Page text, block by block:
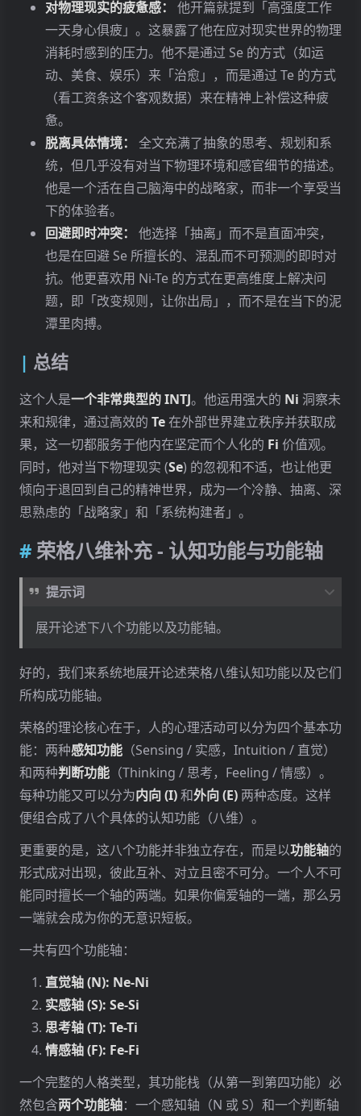
对物理现实的疲惫感：
他开篇就提到「高强度工作
一天身心俱疲」。这暴露了他在应对现实世界的物理
消耗时感到的压力。他不是通过 Se 的方式（如运
动、美食、娱乐）来「治愈」，而是通过 Te 的方式
（看工资条这个客观数据）来在精神上补偿这种疲
惫。
脱离具体情境：
全文充满了抽象的思考、规划和系
统，但几乎没有对当下物理环境和感官细节的描述。
他是一个活在自己脑海中的战略家，而非一个享受当
下的体验者。
回避即时冲突：
他选择「抽离」而不是直面冲突，
也是在回避 Se 所擅长的、混乱而不可预测的即时对
抗。他更喜欢用 Ni-Te 的方式在更高维度上解决问
题，即「改变规则，让你出局」，而不是在当下的泥
潭里肉搏。
总结
这个人是一个非常典型的 INTJ。他运用强大的 Ni 洞察未
来和规律，通过高效的 Te在外部世界建立秩序并获取成
果，这一切都服务于他内在坚定而个人化的 Fi 价值观。
同时，他对当下物理现实 (Se) 的忽视和不适，也让他更
倾向于退回到自己的精神世界，成为一个冷静、抽离、深
思熟虑的「战略家」和「系统构建者」。
荣格八维补充 - 认知功能与功能轴
提示词
展开论述下八个功能以及功能轴。
好的，我们来系统地展开论述荣格八维认知功能以及它们
所构成功能轴。
荣格的理论核心在于，人的心理活动可以分为四个基本功
能：两种感知功能 （Sensing / 实感，Intuition / 直觉）
和两种判断功能 （Thinking / 思考，Feeling / 情感）。
每种功能又可以分为内向 (I)和外向 (E) 两种态度。这样
便组合成了八个具体的认知功能（八维）。
更重要的是，这八个功能并非独立存在，而是以功能轴的
形式成对出现，彼此互补、对立且密不可分。一个人不可
能同时擅长一个轴的两端。如果你偏爱轴的一端，那么另
一端就会成为你的无意识短板。
一共有四个功能轴：
直觉轴 (N): Ne-Ni
实感轴 (S): Se-Si
思考轴 (T): Te-Ti
情感轴 (F): Fe-Fi
一个完整的人格类型，其功能栈（从第一到第四功能）必
然包含两个功能轴：一个感知轴（N 或 S）和一个判断轴